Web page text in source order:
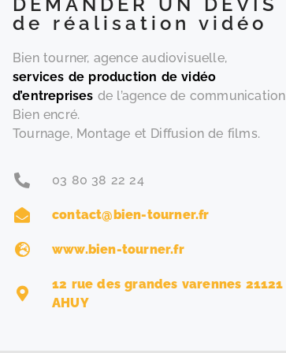
de réalisation vidéo
Bien tourner, agence audiovisuelle,
services de production de vidéo
d’entreprises de l’agence de communication
Bien encré.
Tournage, Montage et Diffusion de films.
03 80 38 22 24
contact@bien-tourner.fr
www.bien-tourner.fr
12 rue des grandes varennes 21121
AHUY